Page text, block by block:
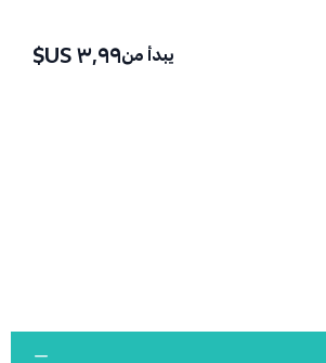
اسحب و افلت الملف هنايبدأ من٣٫٩٩ US$